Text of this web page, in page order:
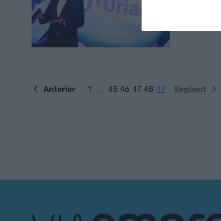
Anterior 1 … 45 46 47 48 49 Següent